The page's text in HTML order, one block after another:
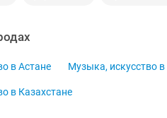
в Астане Музыка, искусство
в Казахстане